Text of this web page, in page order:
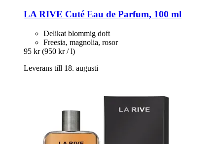
LA RIVE Cuté Eau de Parfum, 100 ml
Delikat blommig doft
Freesia, magnolia, rosor
95 kr (950 kr / l)
Leverans till 18. augusti